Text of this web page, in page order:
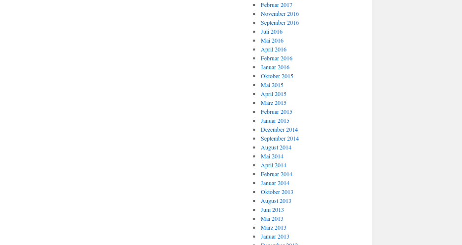
Februar 2017
November 2016
September 2016
Juli 2016
Mai 2016
April 2016
Februar 2016
Januar 2016
Oktober 2015
Mai 2015
April 2015
März 2015
Februar 2015
Januar 2015
Dezember 2014
September 2014
August 2014
Mai 2014
April 2014
Februar 2014
Januar 2014
Oktober 2013
August 2013
Juni 2013
Mai 2013
März 2013
Januar 2013